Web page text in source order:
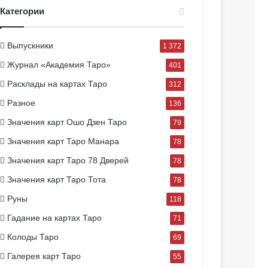
Категории
Выпускники 1 372
Журнал «Академия Таро» 401
Расклады на картах Таро 312
Разное 136
Значения карт Ошо Дзен Таро 79
Значения карт Таро Манара 78
Значения карт Таро 78 Дверей 78
Значения карт Таро Тота 78
Руны 118
Гадание на картах Таро 71
Колоды Таро 69
Галерея карт Таро 55